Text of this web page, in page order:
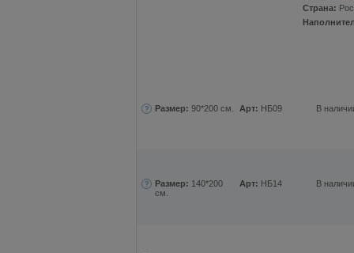
Страна:
Размер: 90*200 см. Арт: НБ09 В
Размер: 140*200
см.
Арт: НБ14 В